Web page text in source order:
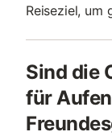
Reiseziel, um
Sind die
für